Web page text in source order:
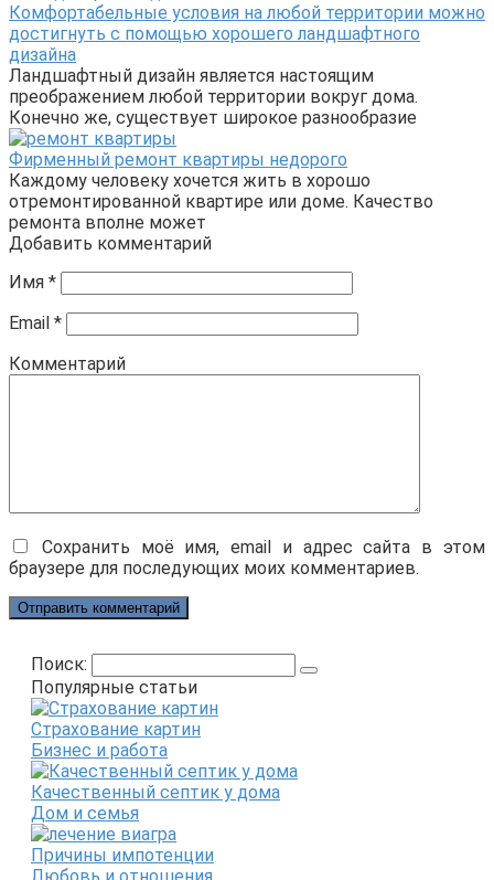
Комфортабельные условия на любой территории можно
достигнуть с помощью хорошего ландшафтного
дизайна
Ландшафтный дизайн является настоящим
преображением любой территории вокруг дома.
Конечно же, существует широкое разнообразие
Фирменный ремонт квартиры недорого
Каждому человеку хочется жить в хорошо
отремонтированной квартире или доме. Качество
ремонта вполне может
Добавить комментарий
Имя *
Email *
Комментарий
Сохранить моё имя, email и адрес сайта в этом
браузере для последующих моих комментариев.
Поиск:
Популярные статьи
Страхование картин
Бизнес и работа
Качественный септик у дома
Дом и семья
Причины импотенции